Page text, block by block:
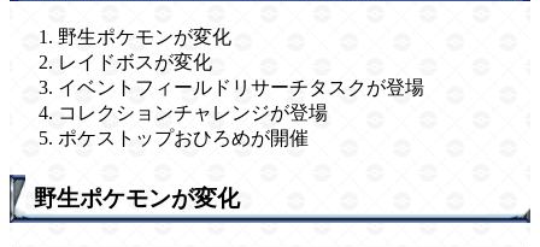
野生ポケモンが変化
レイドボスが変化
イベントフィールドリサーチタスクが登場
コレクションチャレンジが登場
ポケストップおひろめが開催
野生ポケモンが変化